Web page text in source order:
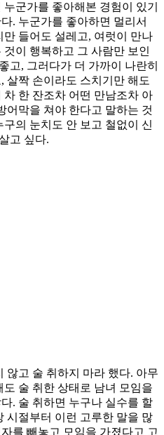
군가를 좋아해본 경험이 있기
. 누군가를 좋아하면 멀리서
들어도 설레고, 여럿이 만나
이 행복하고 그 사람만 보인
고, 그러다가 더 가까이 나란히
살짝 손이라도 스치기만 해도
한 잔조차 어떤 만남조차 아
어막을 쳐야 한다고 말하는 것
의 눈치도 안 보고 철없이 신
고 싶다.
않고 술 취하지 마라 했다. 아무
술 취한 상태로 남녀 모임을
. 술 취하면 누구나 실수를 할
시절부터 이런 고루한 말을 많
를 빼놓고 모임을 가졌다고 고